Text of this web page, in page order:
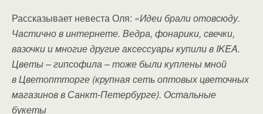
Рассказывает невеста Оля: «Идеи брали отовсюду.
Частично в интернете. Ведра, фонарики, свечки,
вазочки и многие другие аксессуары купили в IKEA.
Цветы – гипсофила – тоже были куплены мной
вЦветоптторге (крупная сеть оптовых цветочных
магазинов в Санкт-Петербурге). Остальные
букеты